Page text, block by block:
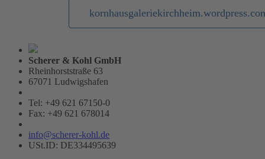
Scherer & Kohl GmbH
Rheinhorststraße 63
67071 Ludwigshafen
Tel: +49 621 67150-0
Fax: +49 621 678014
info@scherer-kohl.de
USt.ID: DE334495639